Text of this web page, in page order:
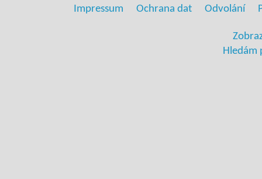
Impressum Ochrana dat Odvolání
Hledám